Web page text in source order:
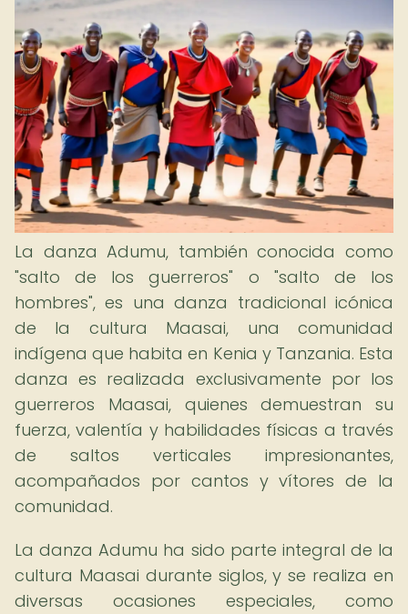
La danza Adumu, también conocida como
"salto de los guerreros" o "salto de los
hombres", es una danza tradicional icónica
de la cultura Maasai, una comunidad
indígena que habita en Kenia y Tanzania. Esta
danza es realizada exclusivamente por los
guerreros Maasai, quienes demuestran su
fuerza, valentía y habilidades físicas a través
de saltos verticales impresionantes,
acompañados por cantos y vítores de la
comunidad.
La danza Adumu ha sido parte integral de la
cultura Maasai durante siglos, y se realiza en
diversas ocasiones especiales, como